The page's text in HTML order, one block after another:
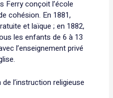
Ferry conçoit l’école
cohésion. En 1881,
et laïque ; en 1882,
les enfants de 6 à 13
l’enseignement privé
l’instruction religieuse